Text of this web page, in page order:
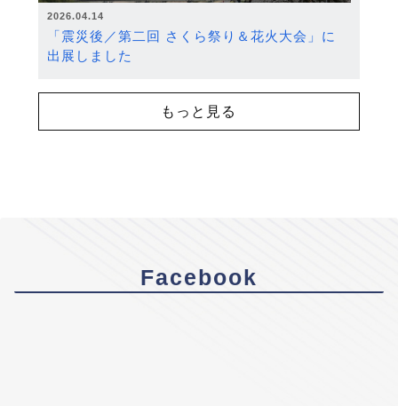
2026.04.14
「震災後／第二回 さくら祭り＆花火大会」に
出展しました
もっと見る
Facebook